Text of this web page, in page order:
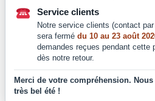
uniques sur ce site. Le fait de ne pas
consentement peut avoir un effet négatif
et fonctions.
Accepter
Mentions
Conditions
vente et
Service clients
Notre service clients (contact
sera fermé du 10 au 23 août
demandes reçues pendant cette
dès notre retour.
Merci de votre compréhension.
très bel été !